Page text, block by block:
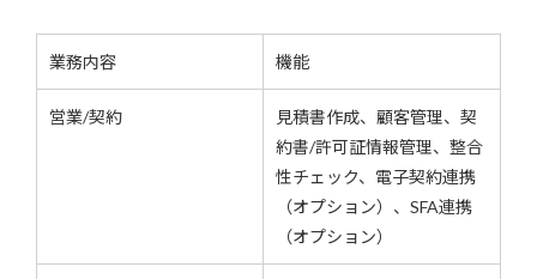
業務内容 機能
営業/契約
見積書作成、顧客管理、契
約書/許可証情報管理、整合
性チェック、電子契約連携
（オプション）、SFA連携
（オプション）